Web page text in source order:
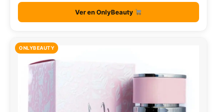
Ver en OnlyBeauty
ONLYBEAUTY